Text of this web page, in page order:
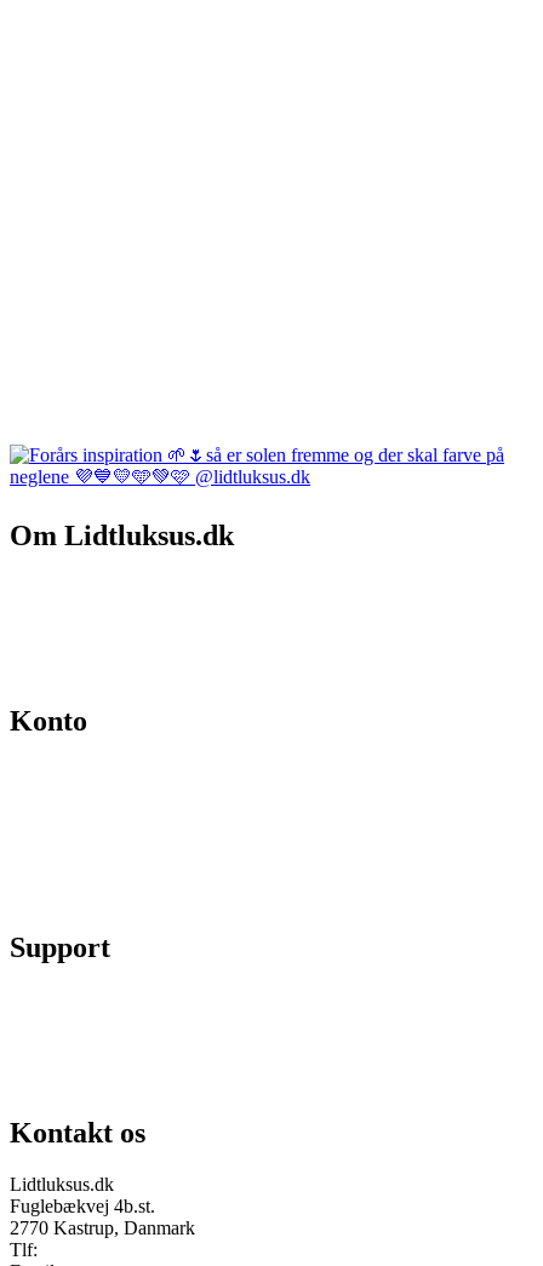
Om Lidtluksus.dk
Konto
Support
Kontakt os
Lidtluksus.dk
Fuglebækvej 4b.st.
2770 Kastrup, Danmark
Tlf: